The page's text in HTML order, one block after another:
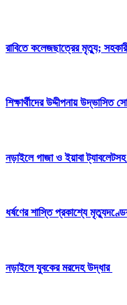
রাবিতে কলেজছাত্রের মৃত্যু;
শিক্ষার্থীদের উদ্দীপনায় উদ্ভাসিত
নড়াইলে গাজা ও ইয়াবা
ধর্ষণের শাস্তি প্রকাশ্যে মৃত্যুদণ্ডের
নড়াইলে যুবকের মরদেহ উদ্ধার